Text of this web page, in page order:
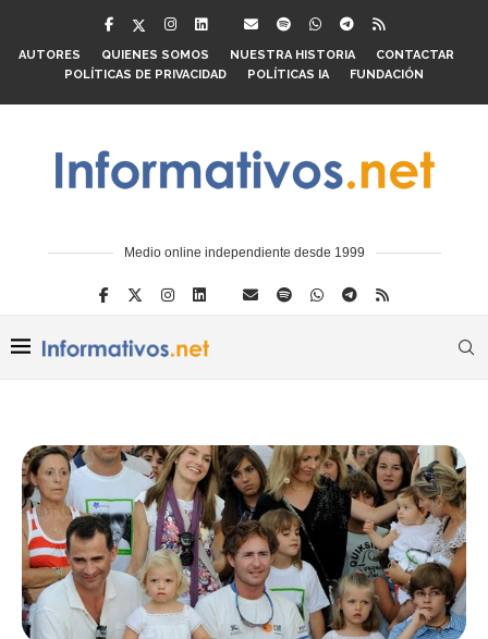
AUTORES QUIENES SOMOS NUESTRA HISTORIA
CONTACTAR
POLÍTICAS DE PRIVACIDAD
POLÍTICAS IA FUNDACIÓN
Medio online independiente desde 1999